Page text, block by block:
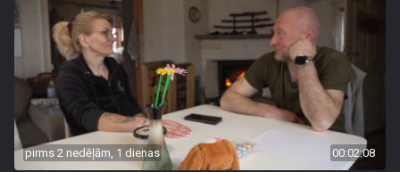
pirms 2 nedēļām, 1 dienas 00:02:08